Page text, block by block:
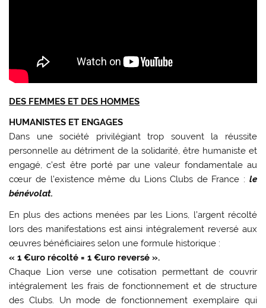
DES FEMMES ET DES HOMMES
HUMANISTES ET ENGAGES
Dans une société privilégiant trop souvent la réussite
personnelle au détriment de la solidarité, être humaniste et
engagé, c’est être porté par une valeur fondamentale au
cœur de l’existence même du Lions Clubs de France : le
bénévolat.
En plus des actions menées par les Lions, l’argent récolté
lors des manifestations est ainsi intégralement reversé aux
œuvres bénéficiaires selon une formule historique :
« 1 €uro récolté = 1 €uro reversé ».
Chaque Lion verse une cotisation permettant de couvrir
intégralement les frais de fonctionnement et de structure
des Clubs. Un mode de fonctionnement exemplaire qui